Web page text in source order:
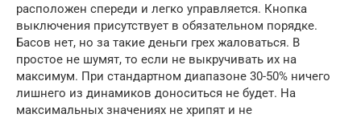
расположен спереди и легко управляется. Кнопка
выключения присутствует в обязательном порядке.
Басов нет, но за такие деньги грех жаловаться. В
простое не шумят, то если не выкручивать их на
максимум. При стандартном диапазоне 30-50% ничего
лишнего из динамиков доноситься не будет. На
максимальных значениях не хрипят и не